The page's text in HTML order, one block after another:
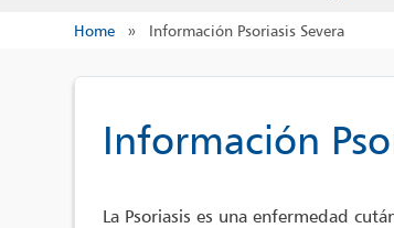
Home » Información Psoriasis Severa
Información
La Psoriasis es una enfermedad